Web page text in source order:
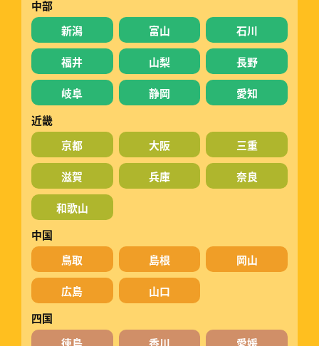
中部
新潟
富山 石川
福井 山梨 長野
岐阜 静岡
愛知
近畿
京都
大阪 三重
滋賀 兵庫 奈良
和歌山
中国
鳥取
島根 岡山
広島
山口
四国
徳島
香川 愛媛